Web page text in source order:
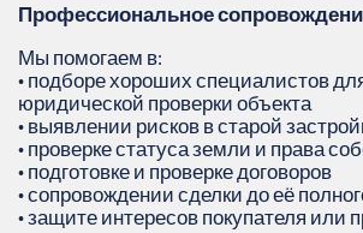
Профессиональное
Мы помогаем в:
• подборе хороших специалистов
юридической проверки объекта
• выявлении рисков в старой
• проверке статуса земли и права
• подготовке и проверке договоров
• сопровождении сделки до её
• защите интересов покупателя или